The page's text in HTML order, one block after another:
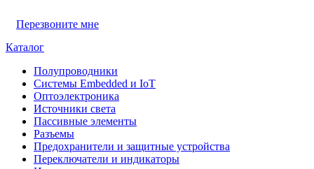
Перезвоните мне
Каталог
Полупроводники
Системы Embedded и IoT
Oптоэлектроника
Источники света
Пассивные элементы
Разъeмы
Предохранители и защитные устройства
Переключатели и индикаторы